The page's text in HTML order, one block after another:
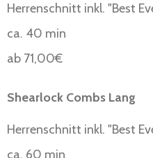
Herrenschnitt inkl. "Best
ca. 40 min
ab 71,00€
Shearlock Combs Lang
Herrenschnitt inkl. "Best
ca. 60 min